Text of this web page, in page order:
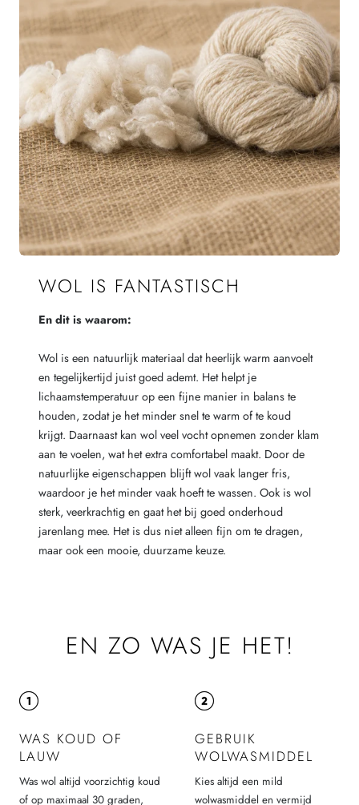
WOL IS FANTASTISCH
En dit is waarom:
Wol is een natuurlijk materiaal dat heerlijk warm aanvoelt
en tegelijkertijd juist goed ademt. Het helpt je
lichaamstemperatuur op een fijne manier in balans te
houden, zodat je het minder snel te warm of te koud
krijgt. Daarnaast kan wol veel vocht opnemen zonder klam
aan te voelen, wat het extra comfortabel maakt. Door de
natuurlijke eigenschappen blijft wol vaak langer fris,
waardoor je het minder vaak hoeft te wassen. Ook is wol
sterk, veerkrachtig en gaat het bij goed onderhoud
jarenlang mee. Het is dus niet alleen fijn om te dragen,
maar ook een mooie, duurzame keuze.
EN ZO WAS JE HET!
WAS KOUD OF
LAUW
Was wol altijd voorzichtig koud
of op maximaal 30 graden,
GEBRUIK
WOLWASMIDDEL
Kies altijd een mild
wolwasmiddel en vermijd